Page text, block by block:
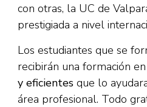
con otras, la UC de
prestigiada a nivel
Los estudiantes que se
recibirán una formación en
y eficientes que lo
área profesional. Todo